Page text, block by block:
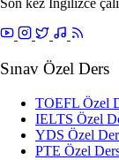
Sınav Özel Ders
TOEFL Özel
IELTS Özel
YDS Özel
PTE Özel